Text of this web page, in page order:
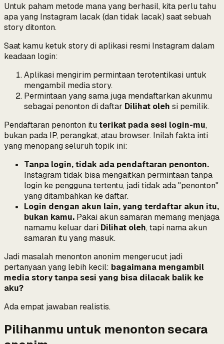
Untuk paham metode mana yang berhasil, kita perlu tahu
apa yang Instagram lacak (dan tidak lacak) saat sebuah
story ditonton.
Saat kamu ketuk story di aplikasi resmi Instagram dalam
keadaan login:
Aplikasi mengirim permintaan terotentikasi untuk
mengambil media story.
Permintaan yang sama juga mendaftarkan akunmu
sebagai penonton di daftar Dilihat oleh si pemilik.
Pendaftaran penonton ituterikat pada sesi login-mu,
bukan pada IP, perangkat, atau browser. Inilah fakta inti
yang menopang seluruh topik ini:
Tanpa login, tidak ada pendaftaran penonton.
Instagram tidak bisa mengaitkan permintaan tanpa
login ke pengguna tertentu, jadi tidak ada "penonton"
yang ditambahkan ke daftar.
Login dengan akun lain, yang terdaftar akun itu,
bukan kamu. Pakai akun samaran memang menjaga
namamu keluar dari Dilihat oleh, tapi nama akun
samaran ituyang masuk.
Jadi masalah menonton anonim mengerucut jadi
pertanyaan yang lebih kecil: bagaimana mengambil
media story tanpa sesi yang bisa dilacak balik ke
aku?
Ada empat jawaban realistis.
Pilihanmu untuk menonton secara